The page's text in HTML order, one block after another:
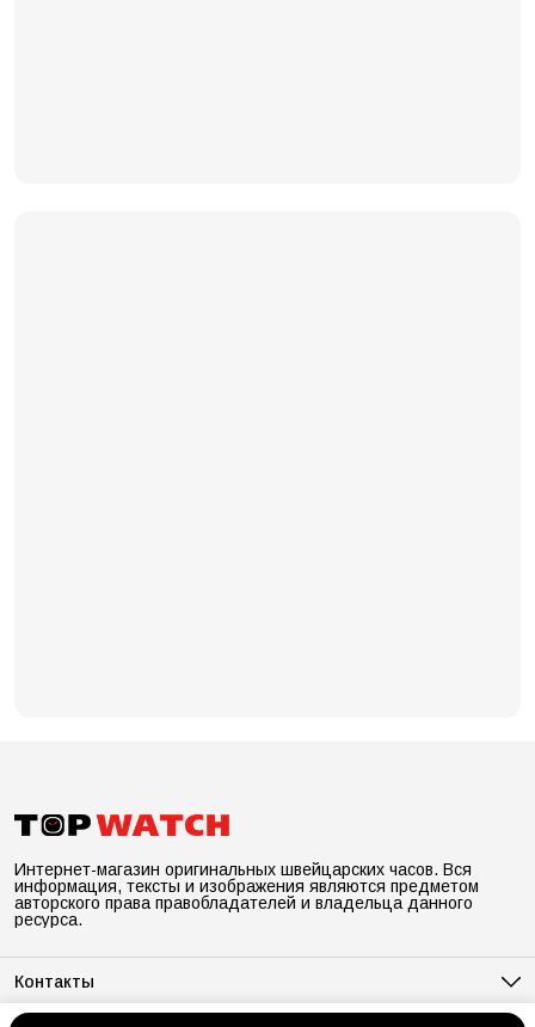
Интернет-магазин оригинальных швейцарских часов. Вся
информация, тексты и изображения являются предметом
авторского права правобладателей и владельца данного
ресурса.
Контакты
Адрес